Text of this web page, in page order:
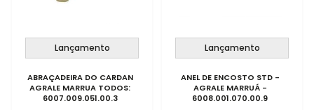
Lançamento
ABRAÇADEIRA DO CARDAN
AGRALE MARRUA TODOS:
6007.009.051.00.3
Lançamento
ANEL DE ENCOSTO STD -
AGRALE MARRUÁ -
6008.001.070.00.9